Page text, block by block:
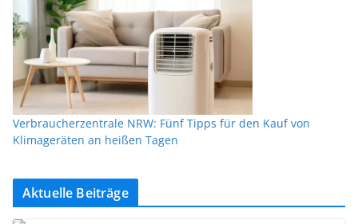
Verbraucherzentrale NRW: Fünf Tipps für den Kauf von
Klimageräten an heißen Tagen
Aktuelle Beiträge